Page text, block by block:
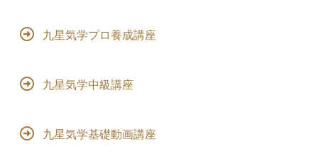
九星気学プロ養成講座
九星気学中級講座
九星気学基礎動画講座